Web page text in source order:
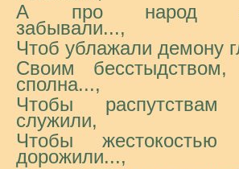
А про народ
забывали...,
Чтоб ублажали демону
Своим бесстыдством,
сполна...,
Чтобы распутствам
служили,
Чтобы
дорожили...,